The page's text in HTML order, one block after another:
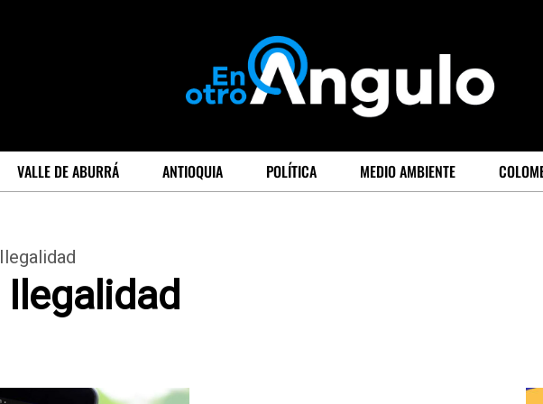
VALLE DE ABURRÁ ANTIOQUIA POLÍTICA MEDIO AMBIENTE
Ilegalidad
Ilegalidad